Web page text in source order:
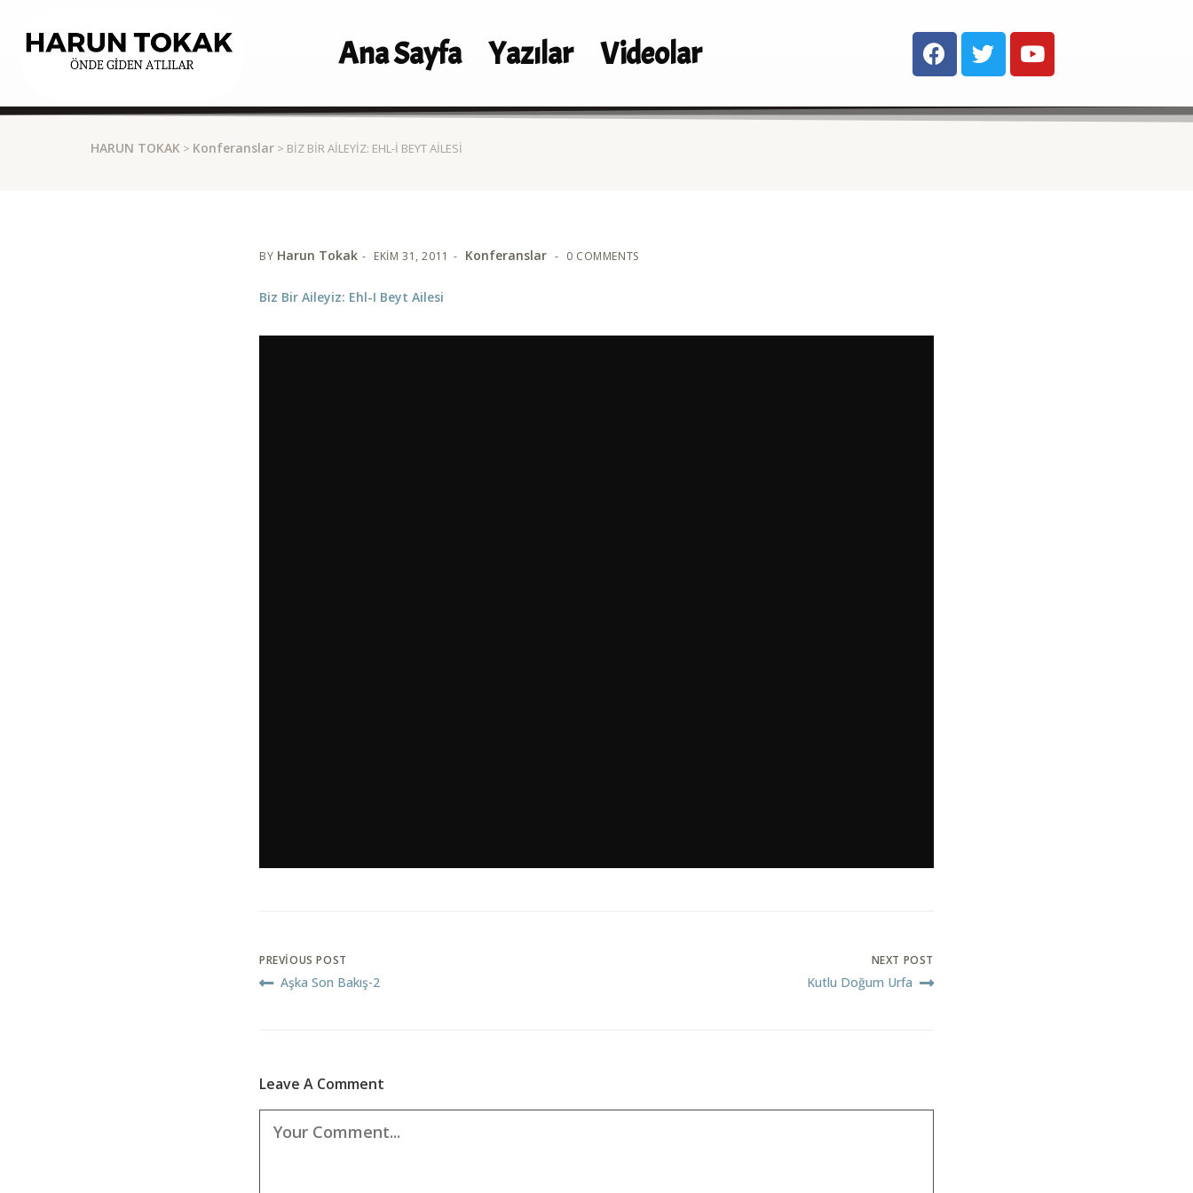
Ana Sayfa Yazılar Videolar
HARUN TOKAK > Konferanslar > BIZ BIR AILEYIZ: EHL-I BEYT AILESI
BY Harun Tokak EKIM 31, 2011 Konferanslar 0 COMMENTS
Biz Bir Aileyiz: Ehl-I Beyt Ailesi
PREVIOUS POST
Aşka Son Bakış-2
NEXT POST
Kutlu Doğum Urfa
Leave A Comment